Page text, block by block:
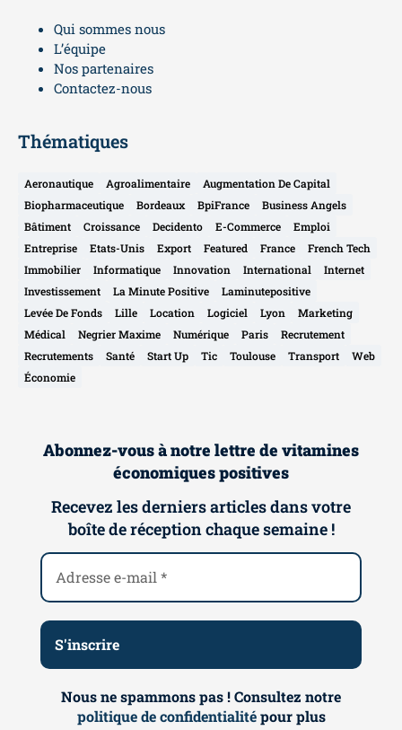
Qui sommes nous
L’équipe
Nos partenaires
Contactez-nous
Thématiques
Aeronautique Agroalimentaire
Augmentation De Capital
Biopharmaceutique
Bordeaux BpiFrance
Business Angels
Bâtiment
Croissance Decidento E-Commerce
Emploi
Entreprise
Etats-Unis Export Featured France
French Tech
Immobilier
Informatique Innovation International
Internet
Investissement
La Minute Positive
Laminutepositive
Levée De Fonds
Lille Location Logiciel Lyon
Marketing
Médical
Negrier Maxime Numérique Paris
Recrutement
Recrutements
Santé Start Up Tic Toulouse Transport
Web
Économie
Abonnez-vous à notre lettre de vitamines
économiques positives
Recevez les derniers articles dans votre
boîte de réception chaque semaine !
Nous ne spammons pas ! Consultez notre
politique de confidentialitépour plus